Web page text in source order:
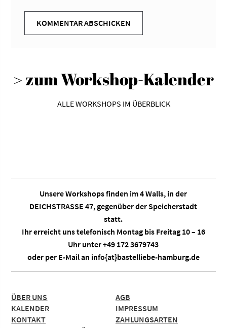
> zum Workshop-Kalender
ALLE WORKSHOPS IM ÜBERBLICK
Unsere Workshops finden im4 Walls, in der
DEICHSTRASSE 47, gegenüber der Speicherstadt
statt.
Ihr erreicht uns telefonisch Montag bis Freitag 10 – 16
Uhr unter +49 172 3679743
oder per E-Mail an info{at}bastelliebe-hamburg.de
ÜBER UNS
KALENDER
KONTAKT
AGB
IMPRESSUM
ZAHLUNGSARTEN